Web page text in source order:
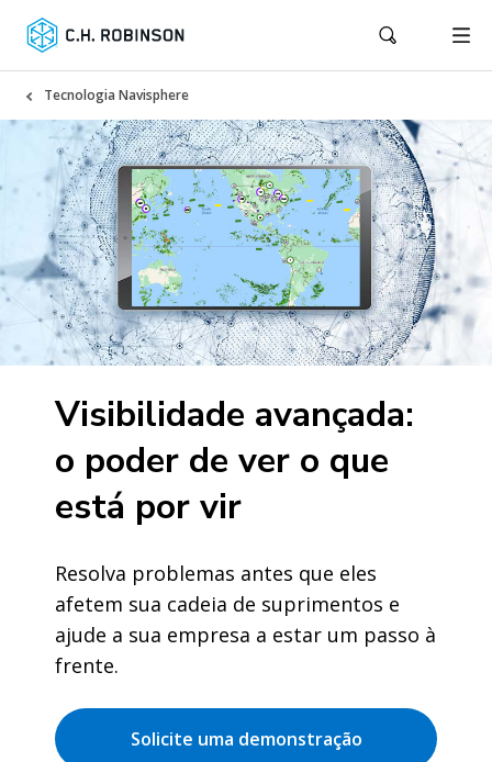
Tecnologia Navisphere
Visibilidade avançada:
o poder de ver o que
está por vir
Resolva problemas antes que eles
afetem sua cadeia de suprimentos e
ajude a sua empresa a estar um passo à
frente.
Solicite uma demonstração